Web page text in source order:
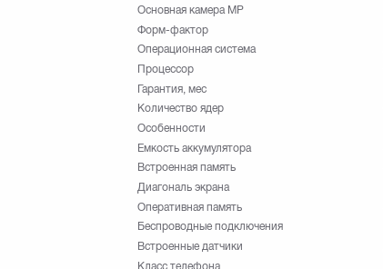
Основная камера МР
Форм-фактор
Операционная система
Процессор
Гарантия, мес
Количество ядер
Особенности
Емкость аккумулятора
Встроенная память
Диагональ экрана
Оперативная память
Беспроводные подключения
Встроенные датчики
Класс телефона